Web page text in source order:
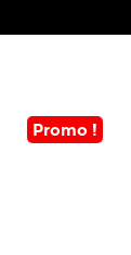
Promo !